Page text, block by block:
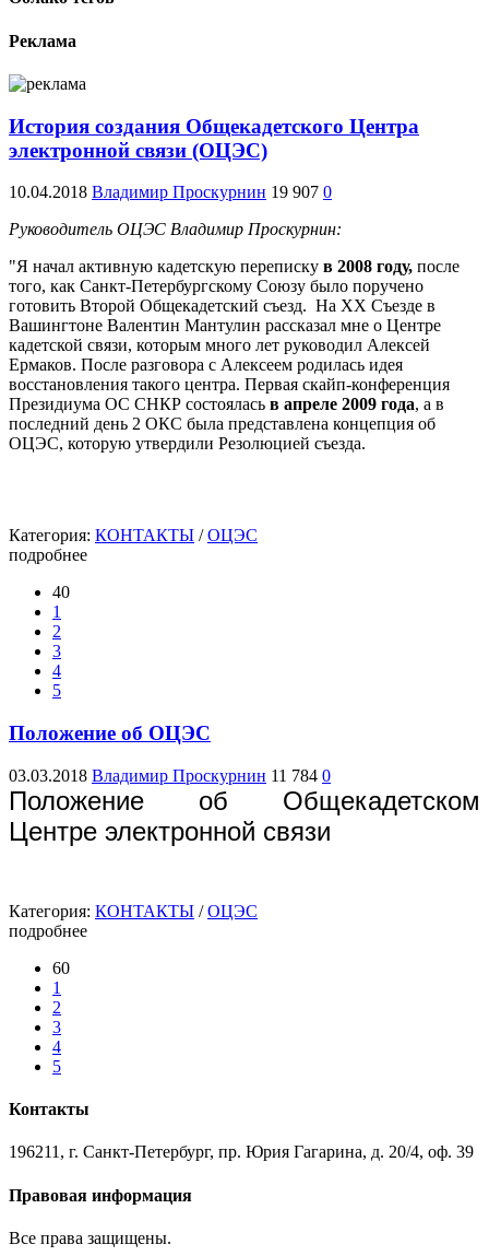
Реклама
История создания Общекадетского Центра
электронной связи (ОЦЭС)
10.04.2018 Владимир Проскурнин 19 907 0
Руководитель ОЦЭС Владимир Проскурнин:
"Я начал активную кадетскую переписку в 2008 году, после
того, как Санкт-Петербургскому Союзу было поручено
готовить Второй Общекадетский съезд. На ХХ Съезде в
Вашингтоне Валентин Мантулин рассказал мне о Центре
кадетской связи, которым много лет руководил Алексей
Ермаков. После разговора с Алексеем родилась идея
восстановления такого центра. Первая скайп-конференция
Президиума ОС СНКР состоялась в апреле 2009 года, а в
последний день 2 ОКС была представлена концепция об
ОЦЭС, которую утвердили Резолюцией съезда.
Категория: КОНТАКТЫ /ОЦЭС
подробнее
40
1
2
3
4
5
Положение об ОЦЭС
03.03.2018 Владимир Проскурнин 11 784 0
Положение об Общекадетском
Центре электронной связи
Категория: КОНТАКТЫ /ОЦЭС
подробнее
60
1
2
3
4
5
Контакты
196211, г. Санкт-Петербург, пр. Юрия Гагарина, д. 20/4, оф. 39
Правовая информация
Все права защищены.